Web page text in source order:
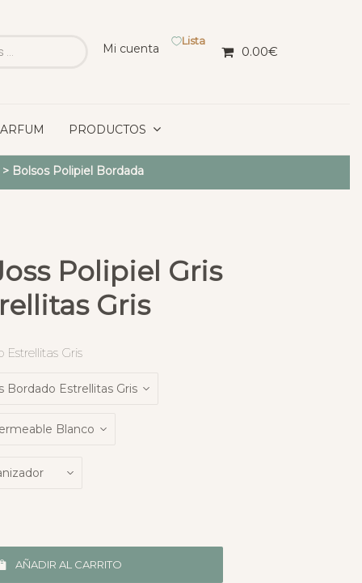
Mi cuenta
Lista
0.00€
PRODUCTOS
Bolsos Polipiel Bordada
Polipiel Gris
Gris
Estrellitas Gris
AÑADIR AL CARRITO